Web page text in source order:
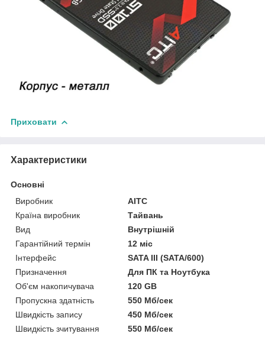
Приховати
Характеристики
Основні
Виробник
AITC
Країна виробник
Тайвань
Вид
Внутрішній
Гарантійний термін
12 міс
Інтерфейс
SATA III (SATA/600)
Призначення
Для ПК та Ноутбука
Об'єм накопичувача
120 GB
Пропускна здатність
550 Мб/сек
Швидкість запису
450 Мб/сек
Швидкість зчитування
550 Мб/сек